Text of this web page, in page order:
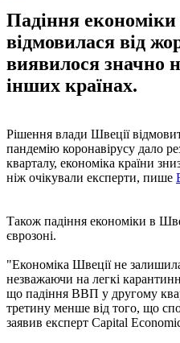
Падіння
відмовилася від
виявилося значно
інших країнах.
Рішення влади Швеції
пандемію коронавірусу дало
кварталу, економіка країни
ніж очікували експерти, пише
Також падіння економіки в
єврозоні.
"Економіка Швеції не
незважаючи на легкі
що падіння ВВП у другому
третину менше від того, що
заявив експерт Capital